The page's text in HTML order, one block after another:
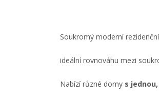
Soukromý moderní
ideální rovnováhu mezi
Nabízí různé domy s